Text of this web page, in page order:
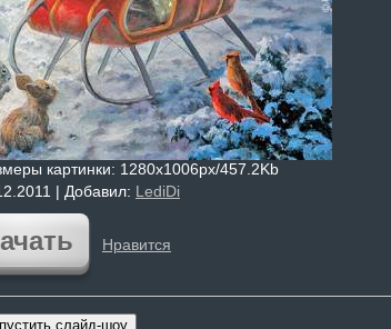
картинки: 1280x1006px/457.2Kb
| Добавил: LediDi
Нравится